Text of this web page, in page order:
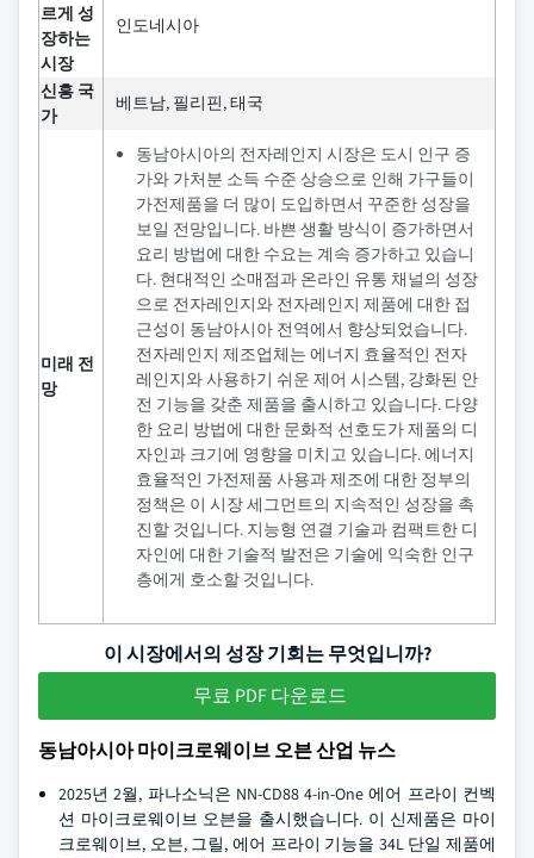
르게 성
장하는
시장
인도네시아
신흥 국
가
베트남, 필리핀, 태국
미래 전
망
동남아시아의 전자레인지 시장은 도시 인구 증
가와 가처분 소득 수준 상승으로 인해 가구들이
가전제품을 더 많이 도입하면서 꾸준한 성장을
보일 전망입니다. 바쁜 생활 방식이 증가하면서
요리 방법에 대한 수요는 계속 증가하고 있습니
다. 현대적인 소매점과 온라인 유통 채널의 성장
으로 전자레인지와 전자레인지 제품에 대한 접
근성이 동남아시아 전역에서 향상되었습니다.
전자레인지 제조업체는 에너지 효율적인 전자
레인지와 사용하기 쉬운 제어 시스템, 강화된 안
전 기능을 갖춘 제품을 출시하고 있습니다. 다양
한 요리 방법에 대한 문화적 선호도가 제품의 디
자인과 크기에 영향을 미치고 있습니다. 에너지
효율적인 가전제품 사용과 제조에 대한 정부의
정책은 이 시장 세그먼트의 지속적인 성장을 촉
진할 것입니다. 지능형 연결 기술과 컴팩트한 디
자인에 대한 기술적 발전은 기술에 익숙한 인구
층에게 호소할 것입니다.
이 시장에서의 성장 기회는 무엇입니까?
무료 PDF 다운로드
동남아시아 마이크로웨이브 오븐 산업 뉴스
2025년 2월, 파나소닉은 NN-CD88 4-in-One 에어 프라이 컨벡
션 마이크로웨이브 오븐을 출시했습니다. 이 신제품은 마이
크로웨이브, 오븐, 그릴, 에어 프라이 기능을 34L 단일 제품에